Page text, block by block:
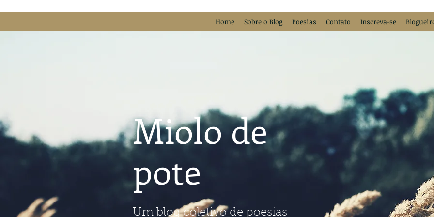
Home Sobre o Blog Poesias Contato Inscreva-se
Miolo de
pote
Um blog coletivo de poesias